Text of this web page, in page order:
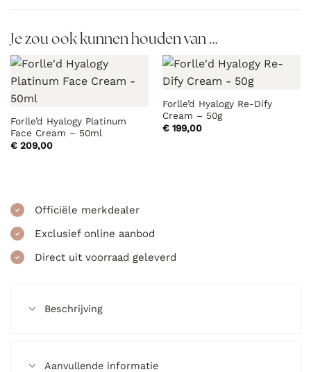
Je zou ook kunnen houden van …
Forlle’d Hyalogy Platinum
Face Cream – 50ml
€209,00
Forlle’d Hyalogy Re-Dify
Cream – 50g
€199,00
Officiële merkdealer
Exclusief online aanbod
Direct uit voorraad geleverd
Beschrijving
Aanvullende informatie